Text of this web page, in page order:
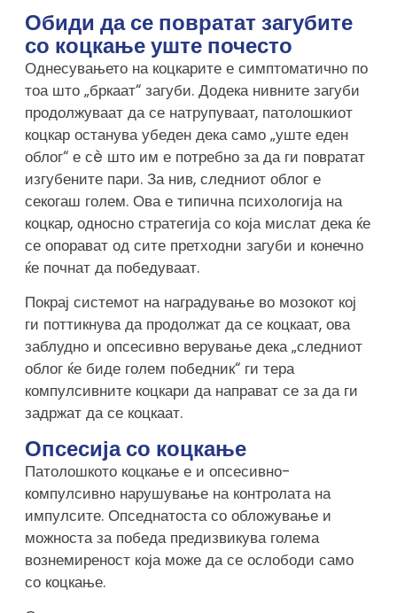
Обиди да се повратат загубите
со коцкање уште почесто
Однесувањето на коцкарите е симптоматично по
тоа што „бркаат“ загуби. Додека нивните загуби
продолжуваат да се натрупуваат, патолошкиот
коцкар останува убеден дека само „уште еден
облог“ е сè што им е потребно за да ги повратат
изгубените пари. За нив, следниот облог е
секогаш голем. Ова е типична психологија на
коцкар, односно стратегија со која мислат дека ќе
се опорават од сите претходни загуби и конечно
ќе почнат да победуваат.
Покрај системот на наградување во мозокот кој
ги поттикнува да продолжат да се коцкаат, ова
заблудно и опсесивно верување дека „следниот
облог ќе биде голем победник“ ги тера
компулсивните коцкари да направат се за да ги
задржат да се коцкаат.
Опсесија со коцкање
Патолошкото коцкање е и опсесивно-
компулсивно нарушување на контролата на
импулсите. Опседнатоста со обложување и
можноста за победа предизвикува голема
вознемиреност која може да се ослободи само
со коцкање.